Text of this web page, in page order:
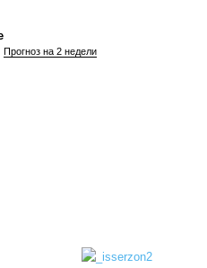
Прогноз на 2 недели